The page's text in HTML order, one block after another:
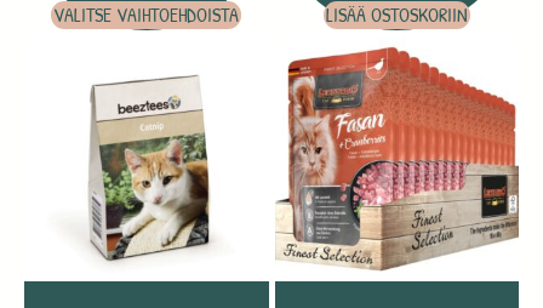
VALITSE VAIHTOEHDOISTA LISÄÄ OSTOSKORIIN